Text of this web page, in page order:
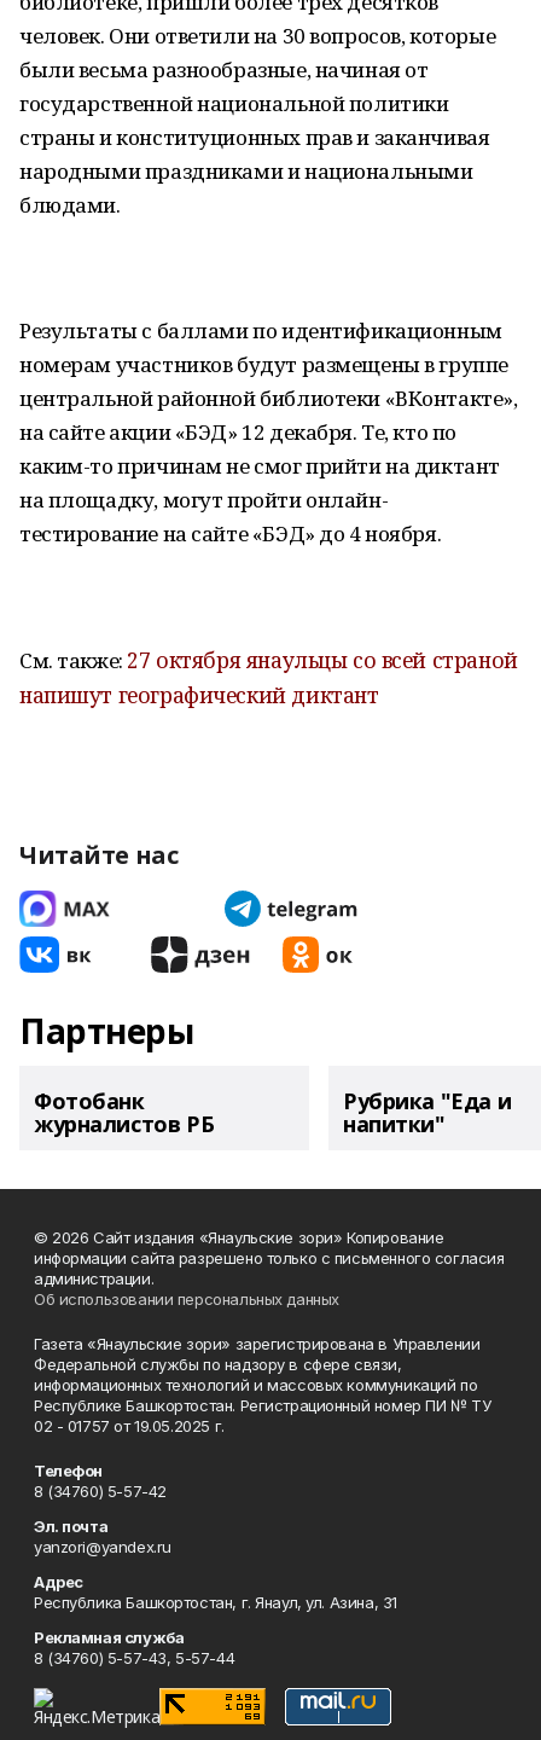
человек. Они ответили на 30 вопросов, которые
были весьма разнообразные, начиная от
государственной национальной политики
страны и конституционных прав и заканчивая
народными праздниками и национальными
блюдами.
Результаты с баллами по идентификационным
номерам участников будут размещены в группе
центральной районной библиотеки «ВКонтакте»,
на сайте акции «БЭД» 12 декабря. Те, кто по
каким-то причинам не смог прийти на диктант
на площадку, могут пройти онлайн-
тестирование на сайте «БЭД» до 4 ноября.
См. также: 27 октября янаульцы со всей страной
напишут географический диктант
Читайте нас
Партнеры
Фотобанк
журналистов РБ
Рубрика "Еда и
напитки"
© 2026 Сайт издания «Янаульские зори» Копирование
информации сайта разрешено только с письменного согласия
администрации.
Об использовании персональных данных
Газета «Янаульские зори» зарегистрирована в Управлении
Федеральной службы по надзору в сфере связи,
информационных технологий и массовых коммуникаций по
Республике Башкортостан. Регистрационный номер ПИ № ТУ
02 - 01757 от 19.05.2025 г.
Телефон
8 (34760) 5-57-42
Эл. почта
yanzori@yandex.ru
Адрес
Республика Башкортостан, г. Янаул, ул. Азина, 31
Рекламная служба
8 (34760) 5-57-43, 5-57-44